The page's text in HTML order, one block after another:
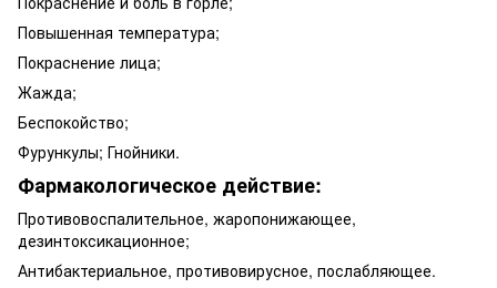
Повышенная температура;
Покраснение лица;
Жажда;
Беспокойство;
Фурункулы; Гнойники.
Фармакологическое действие:
Противовоспалительное, жаропонижающее,
дезинтоксикационное;
Антибактериальное, противовирусное, послабляющее.